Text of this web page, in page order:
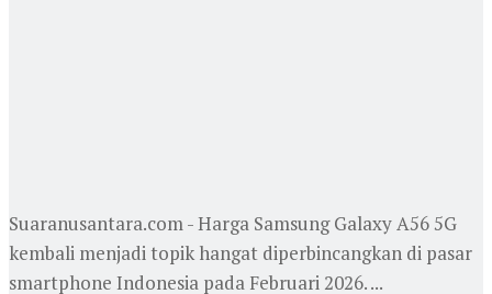
Suaranusantara.com - Harga Samsung Galaxy A56 5G
kembali menjadi topik hangat diperbincangkan di pasar
smartphone Indonesia pada Februari 2026. ...